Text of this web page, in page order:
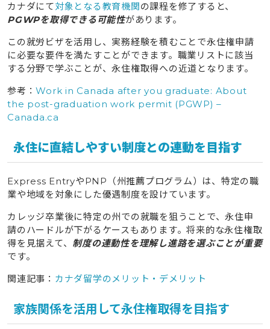
カナダにて対象となる教育機関の課程を修了すると、
PGWPを取得できる可能性があります。
この就労ビザを活用し、実務経験を積むことで永住権申請
に必要な要件を満たすことができます。職業リストに該当
する分野で学ぶことが、永住権取得への近道となります。
参考：Work in Canada after you graduate: About
the post-graduation work permit (PGWP) –
Canada.ca
永住に直結しやすい制度との連動を目指す
Express EntryやPNP（州推薦プログラム）は、特定の職
業や地域を対象にした優遇制度を設けています。
カレッジ卒業後に特定の州での就職を狙うことで、永住申
請のハードルが下がるケースもあります。将来的な永住権取
得を見据えて、 制度の連動性を理解し進路を選ぶことが重要
です。
関連記事： カナダ留学のメリット・デメリット
家族関係を活用して永住権取得を目指す